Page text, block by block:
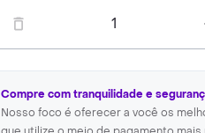
1
Compre com tranquilidade e
Nosso foco é oferecer a você os